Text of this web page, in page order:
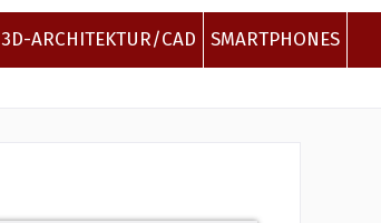
3D-ARCHITEKTUR/CAD SMARTPHONES